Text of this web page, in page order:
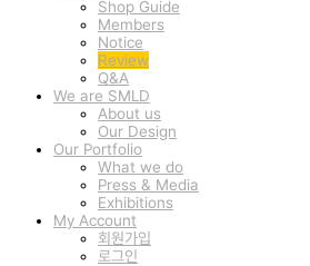
Shop Guide
Members
Notice
Review
Q&A
We are SMLD
About us
Our Design
Our Portfolio
What we do
Press & Media
Exhibitions
My Account
회원가입
로그인